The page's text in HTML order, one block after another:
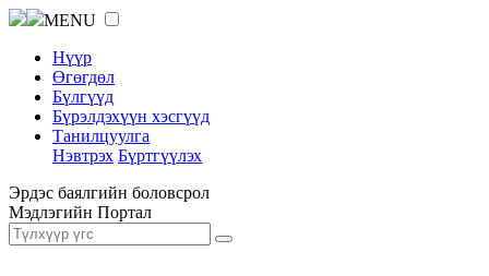
MENU
Нүүр
Өгөгдөл
Бүлгүүд
Бүрэлдэхүүн хэсгүүд
Танилцуулга
Нэвтрэх Бүртгүүлэх
Эрдэс баялгийн боловсрол
Мэдлэгийн Портал